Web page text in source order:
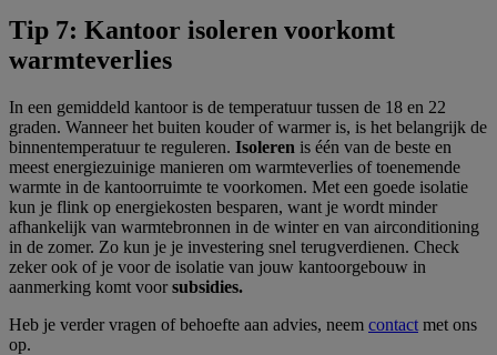
Tip 7: Kantoor isoleren voorkomt
warmteverlies
In een gemiddeld kantoor is de temperatuur tussen de 18 en 22
graden. Wanneer het buiten kouder of warmer is, is het belangrijk de
binnentemperatuur te reguleren. Isoleren is één van de beste en
meest energiezuinige manieren om warmteverlies of toenemende
warmte in de kantoorruimte te voorkomen. Met een goede isolatie
kun je flink op energiekosten besparen, want je wordt minder
afhankelijk van warmtebronnen in de winter en van airconditioning
in de zomer. Zo kun je je investering snel terugverdienen. Check
zeker ook of je voor de isolatie van jouw kantoorgebouw in
aanmerking komt voorsubsidies.
Heb je verder vragen of behoefte aan advies, neem contact met ons
op.